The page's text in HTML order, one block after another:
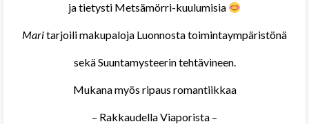
ja tietysti Metsämörri-kuulumisia
Maritarjoili makupaloja Luonnosta toimintaympäristönä
sekä Suuntamysteerin tehtävineen.
Mukana myös ripaus romantiikkaa
– Rakkaudella Viaporista –